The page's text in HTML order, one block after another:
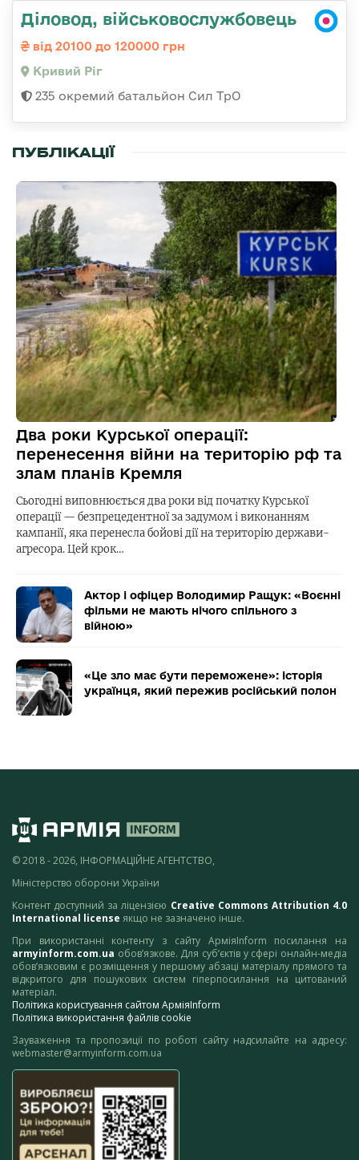
Діловод, військовослужбовець
від 20100 до 120000 грн
Кривий Ріг
235 окремий батальйон Сил ТрО
ПУБЛІКАЦІЇ
Два роки Курської операції:
перенесення війни на територію рф та
злам планів Кремля
Сьогодні виповнюється два роки від початку Курської
операції — безпрецедентної за задумом і виконанням
кампанії, яка перенесла бойові дії на територію держави-
агресора. Цей крок…
Актор і офіцер Володимир Ращук: «Воєнні
фільми не мають нічого спільного з
війною»
«Це зло має бути переможене»: історія
українця, який пережив російський полон
© 2018 - 2026, ІНФОРМАЦІЙНЕ АГЕНТСТВО,
Міністерство оборони України
Контент доступний за ліцензією Creative Commons Attribution 4.0
International license якщо не зазначено інше.
При використанні контенту з сайту АрміяInform посилання на
armyinform.com.ua обов’язкове. Для суб’єктів у сфері онлайн-медіа
обов’язковим є розміщення у першому абзаці матеріалу прямого та
відкритого для пошукових систем гіперпосилання на цитований
матеріал.
Політика користування сайтом АрміяInform
Політика використання файлів cookie
Зауваження та пропозиції по роботі сайту надсилайте на адресу:
webmaster@armyinform.com.ua